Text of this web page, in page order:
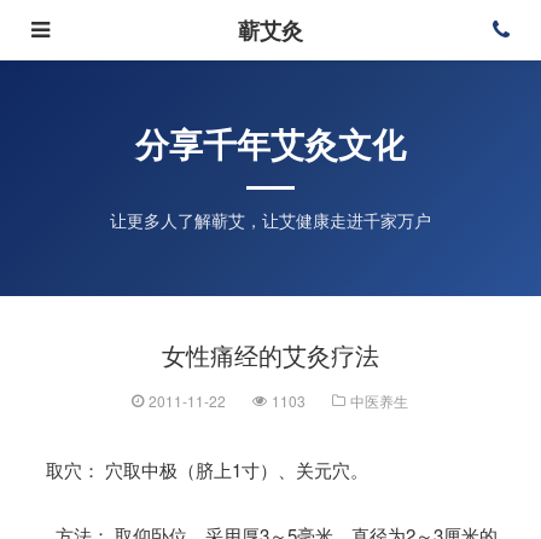
蕲艾灸
分享千年艾灸文化
让更多人了解蕲艾，让艾健康走进千家万户
女性痛经的艾灸疗法
2011-11-22 1103 中医养生
取穴： 穴取中极（脐上1寸）、关元穴。